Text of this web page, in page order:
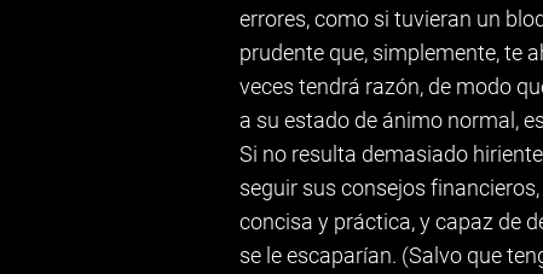
errores, como si tuvieran un
prudente que, simplemente, te
veces tendrá razón, de modo
a su estado de ánimo normal,
Si no resulta demasiado
seguir sus consejos
concisa y práctica, y capaz de
se le escaparían. (Salvo que